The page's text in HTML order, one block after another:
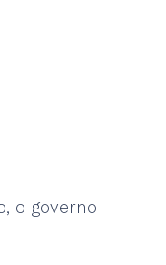
o governo